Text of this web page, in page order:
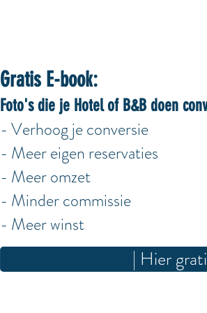
Gratis E-book:
Foto's die je Hotel of B&B doen
- Verhoog je conversie
- Meer eigen reservaties
- Meer omzet
- Minder commissie
- Meer winst
| Hier